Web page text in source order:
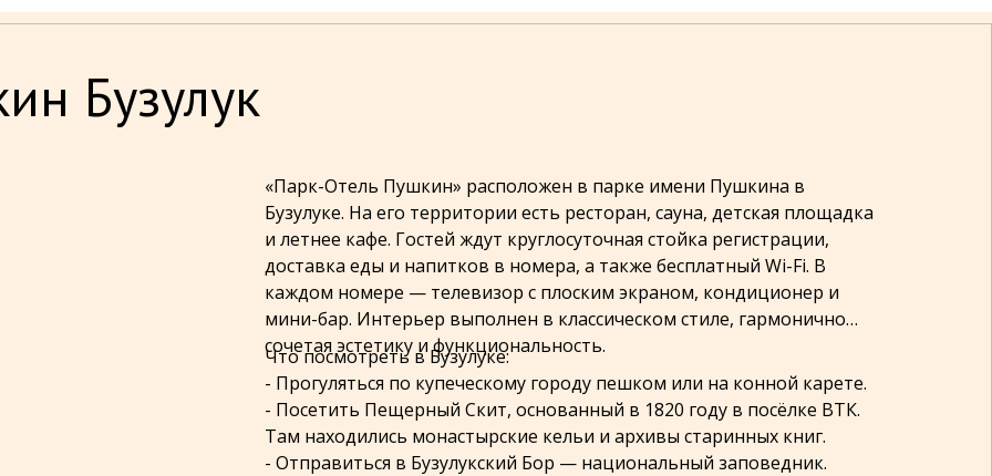
Бузулук
«Парк-Отель Пушкин» расположен в парке имени Пушкина в
Бузулуке. На его территории есть ресторан, сауна, детская площадка
и летнее кафе. Гостей ждут круглосуточная стойка регистрации,
доставка еды и напитков в номера, а также бесплатный Wi-Fi. В
каждом номере — телевизор с плоским экраном, кондиционер и
мини-бар. Интерьер выполнен в классическом стиле, гармонично
сочетая эстетику и функциональность.
Что посмотреть в Бузулуке:
- Прогуляться по купеческому городу пешком или на конной карете.
- Посетить Пещерный Скит, основанный в 1820 году в посёлке ВТК.
Там находились монастырские кельи и архивы старинных книг.
- Отправиться в Бузулукский Бор — национальный заповедник.